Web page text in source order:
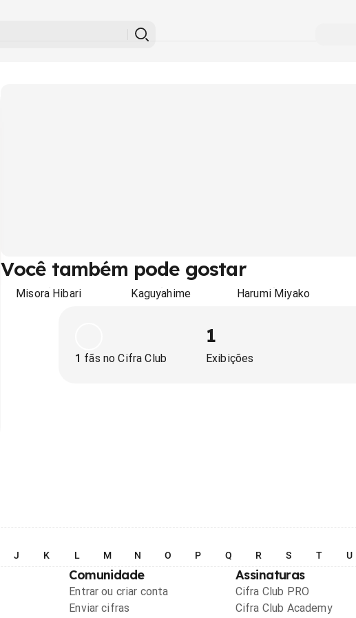
Você também pode gostar
Misora Hibari Kaguyahime Harumi Miyako
1 fãs no Cifra Club
1
Exibições
J K L M N O P Q R S T U
Comunidade
Entrar ou criar conta
Enviar cifras
Assinaturas
Cifra Club PRO
Cifra Club Academy